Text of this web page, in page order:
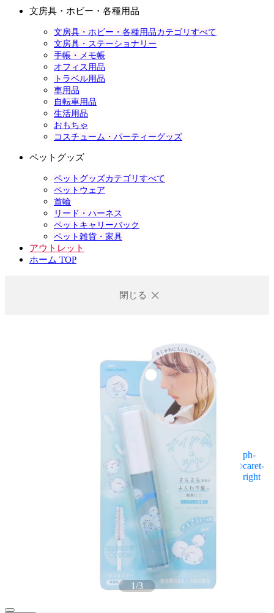
文房具・ホビー・各種用品
文房具・ホビー・各種用品カテゴリすべて
文房具・ステーショナリー
手帳・メモ帳
オフィス用品
トラベル用品
車用品
自転車用品
生活用品
おもちゃ
コスチューム・パーティーグッズ
ペットグッズ
ペットグッズカテゴリすべて
ペットウェア
首輪
リード・ハーネス
ペットキャリーバック
ペット雑貨・家具
アウトレット
ホーム TOP
閉じる
1/3